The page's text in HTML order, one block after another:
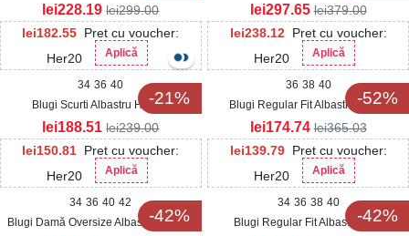
lei182.55 Pret cu voucher:
Her20
Aplică
lei228.19 lei299.00
lei238.12 Pret cu voucher:
Her20
Aplică
lei297.65 lei379.00
-21%
34 36 40
Blugi Scurti Albastru Hayadi
lei150.81 Pret cu voucher:
Her20
Aplică
lei188.51 lei239.00
-52%
36 38 40
Blugi Regular Fit Albastri Elakya
lei139.79 Pret cu voucher:
Her20
Aplică
lei174.74 lei365.03
-42%
34 36 40 42
Blugi Damă Oversize Albastri Nirmala
-42%
34 36 38 40
Blugi Regular Fit Albastri Zelia